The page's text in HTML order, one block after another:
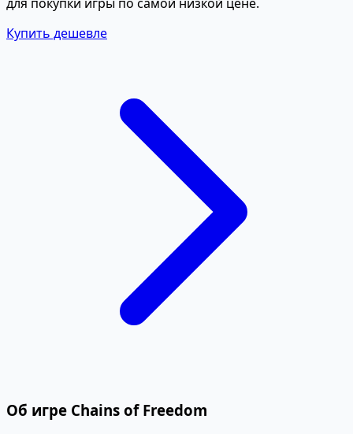
Купить дешевле
Об игре Chains of Freedom